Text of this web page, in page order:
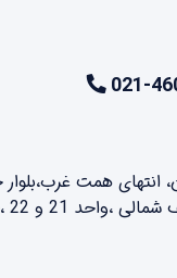
021-
انتهای همت
های تویلند